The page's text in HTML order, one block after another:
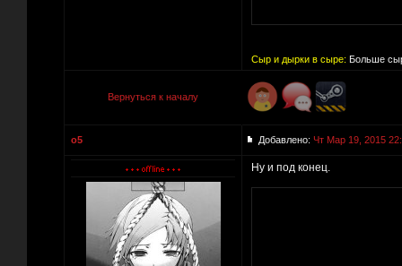
Сыр и дырки в сыре: Больше
Вернуться к началу
o5 Добавлено: Чт Мар 19, 2015
Ну и под конец.